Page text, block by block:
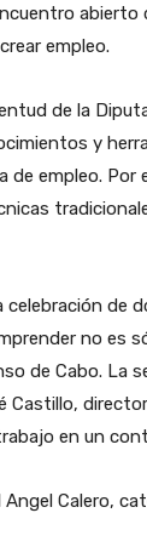
empleo.
de la
y
de empleo.
de
no es
de Cabo. La
Castillo,
en un
Angel Calero,